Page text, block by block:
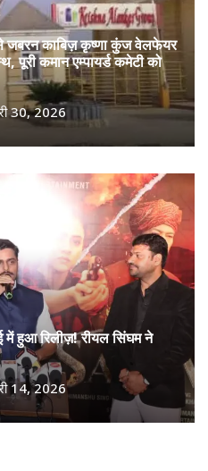
से जबरन काबिज़ कृष्णा कुंज वेलफेयर
पूरी कमान एम्पायर्ड कमेटी को
30, 2026
में हुआ रिलीज़! रीयल सिंघम ने
14, 2026